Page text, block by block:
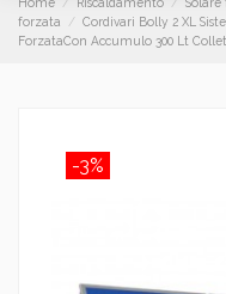
forzata
Cordivari Bolly 2 XL
ForzataCon Accumulo 300 Lt
-3%